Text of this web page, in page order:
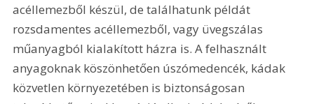
acéllemezből készül, de találhatunk példát
rozsdamentes acéllemezből, vagy üvegszálas
műanyagból kialakított házra is. A felhasznált
anyagoknak köszönhetően úszómedencék, kádak
közvetlen környezetében is biztonságosan